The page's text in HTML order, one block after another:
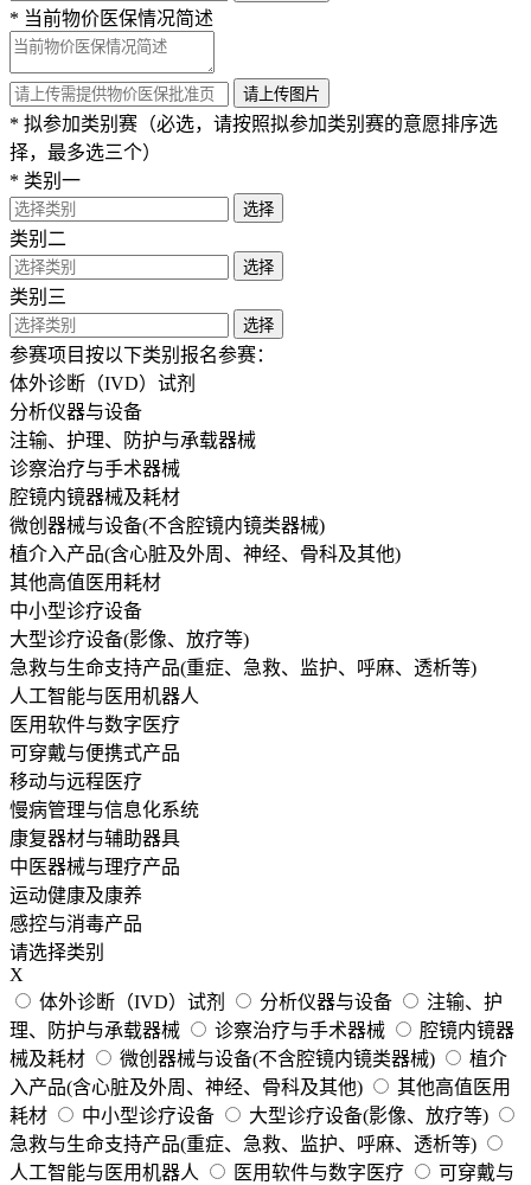
* 当前物价医保情况简述
请上传图片
* 拟参加类别赛（必选，请按照拟参加类别赛的意愿排序选
择，最多选三个）
* 类别一
选择
类别二
选择
类别三
选择
参赛项目按以下类别报名参赛：
体外诊断（IVD）试剂
分析仪器与设备
注输、护理、防护与承载器械
诊察治疗与手术器械
腔镜内镜器械及耗材
微创器械与设备(不含腔镜内镜类器械)
植介入产品(含心脏及外周、神经、骨科及其他)
其他高值医用耗材
中小型诊疗设备
大型诊疗设备(影像、放疗等)
急救与生命支持产品(重症、急救、监护、呼麻、透析等)
人工智能与医用机器人
医用软件与数字医疗
可穿戴与便携式产品
移动与远程医疗
慢病管理与信息化系统
康复器材与辅助器具
中医器械与理疗产品
运动健康及康养
感控与消毒产品
请选择类别
X
体外诊断（IVD）试剂
分析仪器与设备
注输、护
理、防护与承载器械
诊察治疗与手术器械
腔镜内镜器
械及耗材
微创器械与设备(不含腔镜内镜类器械)
植介
入产品(含心脏及外周、神经、骨科及其他)
其他高值医用
耗材
中小型诊疗设备
大型诊疗设备(影像、放疗等)
急救与生命支持产品(重症、急救、监护、呼麻、透析等)
人工智能与医用机器人
医用软件与数字医疗 可穿戴与